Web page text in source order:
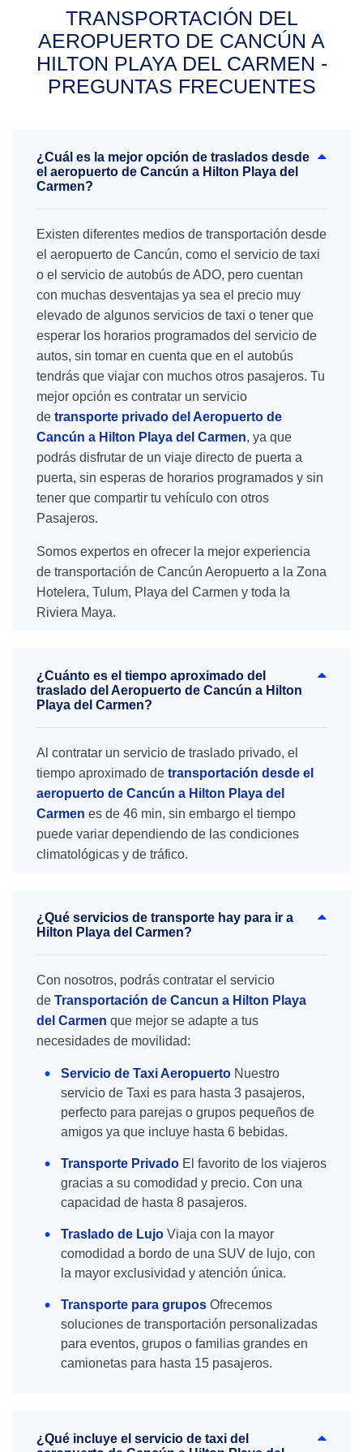
TRANSPORTACIÓN DEL
AEROPUERTO DE CANCÚN A
HILTON PLAYA DEL CARMEN -
PREGUNTAS FRECUENTES
¿Cuál es la mejor opción de traslados desde
el aeropuerto de Cancún a Hilton Playa del
Carmen?
Existen diferentes medios de transportación desde
el aeropuerto de Cancún, como el servicio de taxi
o el servicio de autobús de ADO, pero cuentan
con muchas desventajas ya sea el precio muy
elevado de algunos servicios de taxi o tener que
esperar los horarios programados del servicio de
autos, sin tomar en cuenta que en el autobús
tendrás que viajar con muchos otros pasajeros. Tu
mejor opción es contratar un servicio
de transporte privado del Aeropuerto de
Cancún a Hilton Playa del Carmen, ya que
podrás disfrutar de un viaje directo de puerta a
puerta, sin esperas de horarios programados y sin
tener que compartir tu vehículo con otros
Pasajeros.
Somos expertos en ofrecer la mejor experiencia
de transportación de Cancún Aeropuerto a la Zona
Hotelera, Tulum, Playa del Carmen y toda la
Riviera Maya.
¿Cuánto es el tiempo aproximado del
traslado del Aeropuerto de Cancún a Hilton
Playa del Carmen?
Al contratar un servicio de traslado privado, el
tiempo aproximado de transportación desde el
aeropuerto de Cancún a Hilton Playa del
Carmen es de 46 min, sin embargo el tiempo
puede variar dependiendo de las condiciones
climatológicas y de tráfico.
¿Qué servicios de transporte hay para ir a
Hilton Playa del Carmen?
Con nosotros, podrás contratar el servicio
de Transportación de Cancun a Hilton Playa
del Carmen que mejor se adapte a tus
necesidades de movilidad:
Servicio de Taxi Aeropuerto Nuestro
servicio de Taxi es para hasta 3 pasajeros,
perfecto para parejas o grupos pequeños de
amigos ya que incluye hasta 6 bebidas.
Transporte Privado El favorito de los viajeros
gracias a su comodidad y precio. Con una
capacidad de hasta 8 pasajeros.
Traslado de Lujo Viaja con la mayor
comodidad a bordo de una SUV de lujo, con
la mayor exclusividad y atención única.
Transporte para grupos Ofrecemos
soluciones de transportación personalizadas
para eventos, grupos o familias grandes en
camionetas para hasta 15 pasajeros.
¿Qué incluye el servicio de taxi del